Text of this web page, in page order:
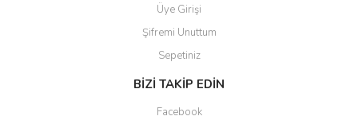
Üye Girişi
Şifremi Unuttum
Sepetiniz
BİZİ TAKİP EDİN
Facebook